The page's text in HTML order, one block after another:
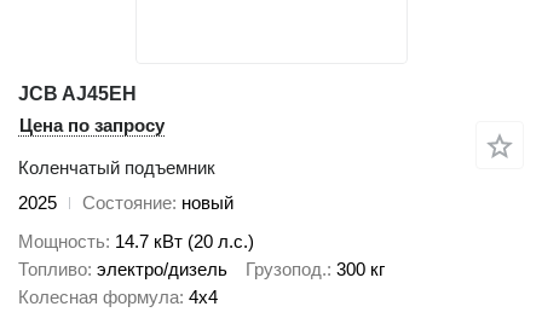
JCB AJ45EH
Цена по запросу
Коленчатый подъемник
2025
Состояние новый
Мощность 14.7 кВт (20 л.с.)
Топливо электро/дизель Грузопод. 300 кг
Колесная формула 4x4